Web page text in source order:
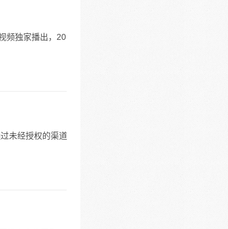
频独家播出，20
未经授权的渠道